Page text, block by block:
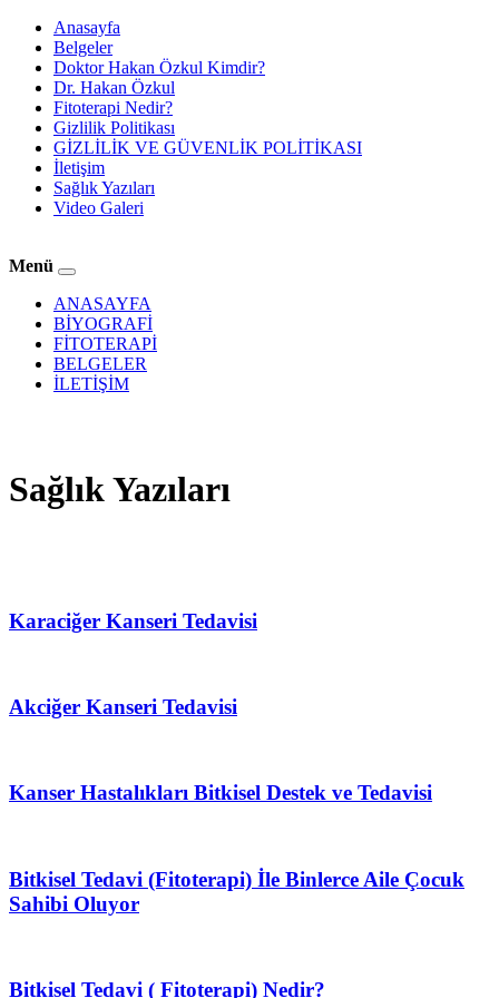
İçeriğe
Atla
Anasayfa
Belgeler
Doktor Hakan Özkul Kimdir?
Dr. Hakan Özkul
Fitoterapi Nedir?
Gizlilik Politikası
GİZLİLİK VE GÜVENLİK POLİTİKASI
İletişim
Sağlık Yazıları
Video Galeri
Menü
ANASAYFA
BİYOGRAFİ
FİTOTERAPİ
BELGELER
İLETİŞİM
Sağlık Yazıları
Karaciğer Kanseri Tedavisi
Akciğer Kanseri Tedavisi
Kanser Hastalıkları Bitkisel Destek ve Tedavisi
Bitkisel Tedavi (Fitoterapi) İle Binlerce Aile Çocuk
Sahibi Oluyor
Bitkisel Tedavi ( Fitoterapi) Nedir?